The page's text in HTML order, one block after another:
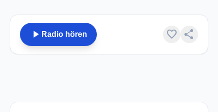
play_arrow Radio hören favorite share